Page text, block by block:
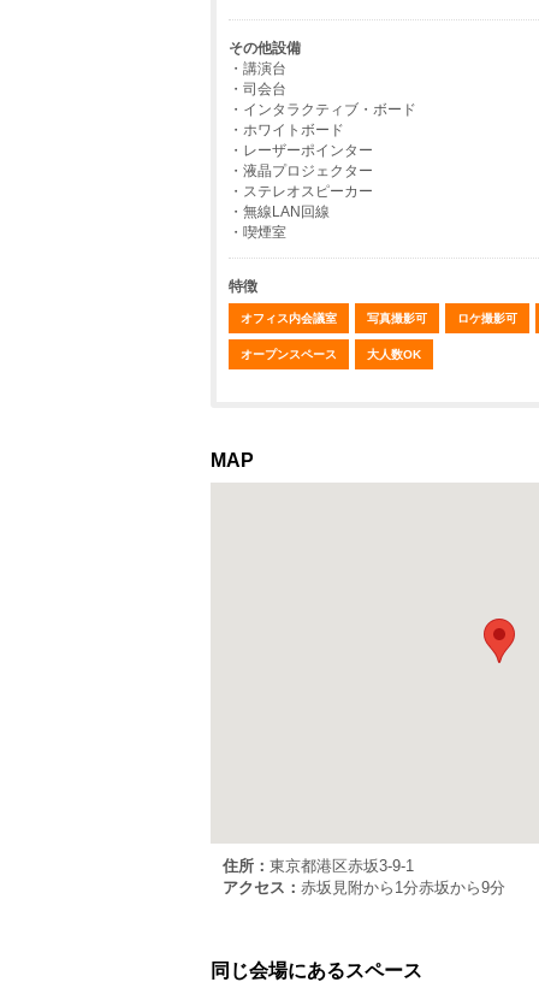
その他設備
・講演台
・司会台
・インタラクティブ・ボード
・ホワイトボード
・レーザーポインター
・液晶プロジェクター
・ステレオスピーカー
・無線LAN回線
・喫煙室
特徴
オフィス内会議室 写真撮影可 ロケ撮影可
オープンスペース 大人数OK
MAP
住所： 東京都港区赤坂3-9-1
アクセス： 赤坂見附から1分赤坂から9分
同じ会場にあるスペース